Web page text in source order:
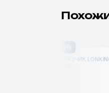
ФРОНТАЛЬНЫЙ ПОГРУЗЧИК